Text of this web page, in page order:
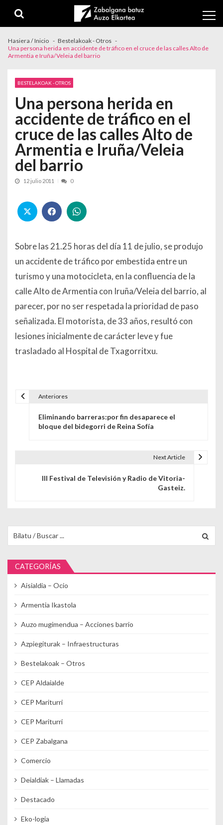
Hasiera / Inicio
Bestelakoak - Otros
Una persona herida en accidente de tráfico en el cruce de las calles Alto de
Armentia e Iruña/Veleia del barrio
BESTELAKOAK - OTROS
Una persona herida en
accidente de tráfico en el
cruce de las calles Alto de
Armentia e Iruña/Veleia
del barrio
12 julio 2011 0
Sobre las 21.25 horas del día 11 de julio, se produjo
un accidente de tráfico por embestida entre un
turismo y una motocicleta, en la confluencia de la
calle Alto de Armentia con Iruña/Veleia del barrio, al
parecer, por no ser respetada la prioridad de paso
señalizada. El motorista, de 33 años, resultó con
lesiones inicialmente de carácter leve y fue
trasladado al Hospital de Txagorritxu.
Anteriores
Eliminando barreras:por fin desaparece el
bloque del bidegorri de Reina Sofía
Next Article
III Festival de Televisión y Radio de Vitoria-
Gasteiz.
CATEGORÍAS
Aisialdia – Ocio
Armentia Ikastola
Auzo mugimendua – Acciones barrio
Azpiegiturak – Infraestructuras
Bestelakoak – Otros
CEP Aldaialde
CEP Mariturri
CEP Mariturri
CEP Zabalgana
Comercio
Deialdiak – Llamadas
Destacado
Eko-logia